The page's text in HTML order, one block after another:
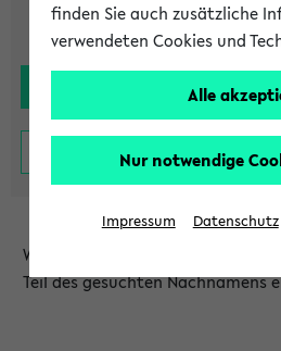
Wählen Sie die Einrichtung aus
Teil des gesuchten Nachnamens
finden Sie auch zusätzliche
verwendeten Cookies und
Alle
Nur notwendige
Impressum Datenschutz